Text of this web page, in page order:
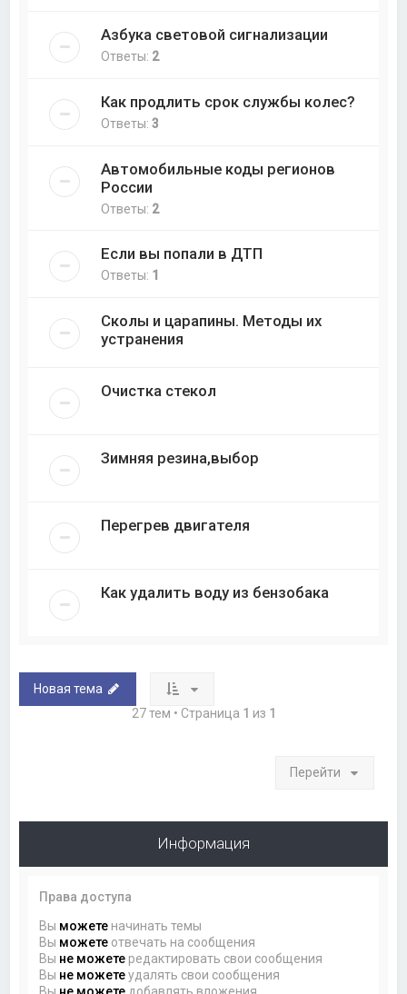
Азбука световой сигнализации
Ответы: 2
Как продлить срок службы колeс?
Ответы:3
Автомобильные коды регионов
России
Ответы: 2
Если вы попали в ДТП
Ответы: 1
Сколы и царапины. Методы их
устранения
Очистка стекол
Зимняя резина,выбор
Перегрев двигателя
Как удалить воду из бензобака
Новая тема
27 тем • Страница 1 из 1
Перейти
Информация
Права доступа
Вы можете начинать темы
Вы можете отвечать на сообщения
Вы не можете редактировать свои сообщения
Вы не можетеудалять свои сообщения